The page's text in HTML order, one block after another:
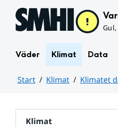
Hoppa till sidans innehåll
Väder Klimat Data
Start Klimat Klimatet
Klimat